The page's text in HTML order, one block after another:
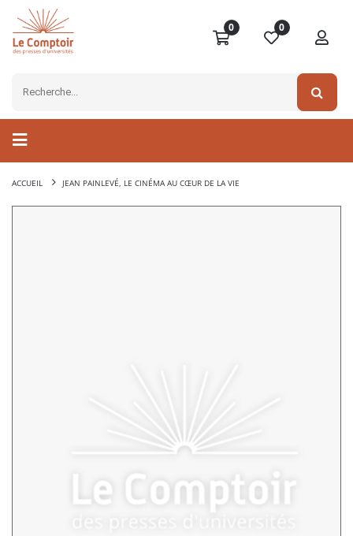
0 0
ACCUEIL JEAN PAINLEVÉ, LE CINÉMA AU CŒUR DE LA VIE